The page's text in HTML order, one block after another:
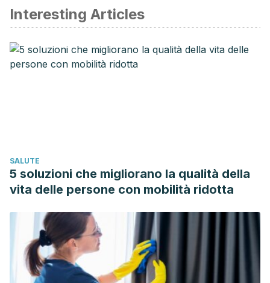
Interesting Articles
SALUTE
5 soluzioni che migliorano la qualità della
vita delle persone con mobilità ridotta